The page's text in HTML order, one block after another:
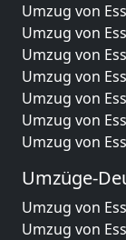
Umzug von
Umzug von
Umzug von
Umzug von
Umzug von
Umzug von
Umzug von
Umzüge-
Umzug von
Umzug von